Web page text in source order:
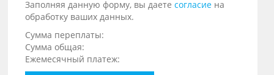
Заполняя данную форму, вы даетесогласие на
обработку ваших данных.
Сумма переплаты:
Сумма общая:
Ежемесячный платеж: